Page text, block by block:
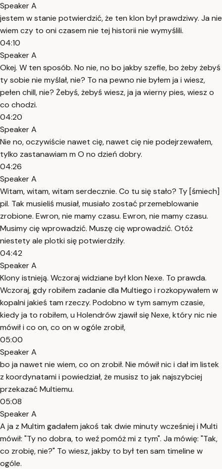
Speaker A
jestem w stanie potwierdzić, że ten klon był prawdziwy. Ja nie
wiem czy to oni czasem nie tej historii nie wymyślili.
04:10
Speaker A
Okej. W ten sposób. No nie, no bo jakby szefie, bo żeby żebyś
ty sobie nie myślał, nie? To na pewno nie byłem ja i wiesz,
pełen chill, nie? Żebyś, żebyś wiesz, ja ja wierny pies, wiesz o
co chodzi.
04:20
Speaker A
Nie no, oczywiście nawet cię, nawet cię nie podejrzewałem,
tylko zastanawiam m O no dzień dobry.
04:26
Speaker A
Witam, witam, witam serdecznie. Co tu się stało? Ty [śmiech]
pil. Tak musieliś musiał, musiało zostać przemeblowanie
zrobione. Ewron, nie mamy czasu. Ewron, nie mamy czasu.
Musimy cię wprowadzić. Muszę cię wprowadzić. Otóż
niestety ale plotki się potwierdziły.
04:42
Speaker A
Klony istnieją. Wczoraj widziane był klon Nexe. To prawda.
Wczoraj, gdy robiłem zadanie dla Multiego i rozkopywałem w
kopalni jakieś tam rzeczy. Podobno w tym samym czasie,
kiedy ja to robiłem, u Holendrów zjawił się Nexe, który nic nie
mówił i co on, co on w ogóle zrobił,
05:00
Speaker A
bo ja nawet nie wiem, co on zrobił. Nie mówił nic i dał im listek
z koordynatami i powiedział, że musisz to jak najszybciej
przekazać Multiemu.
05:08
Speaker A
A ja z Multim gadałem jakoś tak dwie minuty wcześniej i Multi
mówił: "Ty no dobra, to weź pomóż mi z tym". Ja mówię: "Tak,
co zrobię, nie?" To wiesz, jakby to był ten sam timeline w
ogóle.